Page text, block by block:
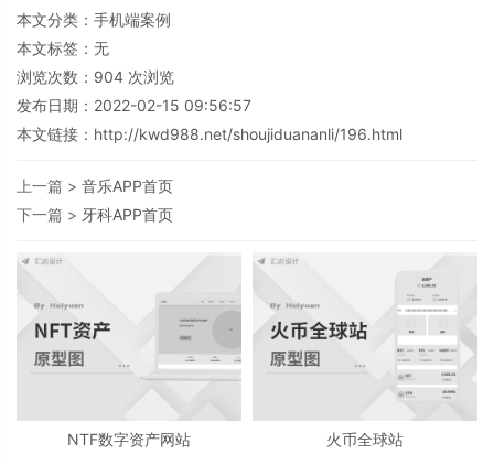
本文分类： 手机端案例
本文标签：无
浏览次数： 904 次浏览
发布日期：2022-02-15 09:56:57
本文链接： http://kwd988.net/shoujiduananli/196.html
上一篇 > 音乐APP首页
下一篇 > 牙科APP首页
NTF数字资产网站 火币全球站